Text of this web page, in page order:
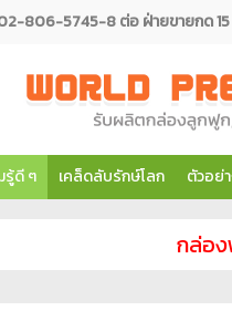
806-5745-8 ต่อ ฝ่ายขายกด 15
รู้ดี ๆ เคล็ดลับรักษ์โลก ตัวอย่
กล่อง